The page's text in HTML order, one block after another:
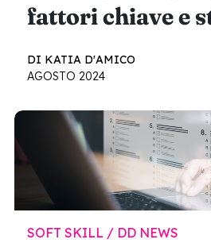
fattori chiave e
DI KATIA D'AMICO
AGOSTO 2024
SOFT SKILL / DD NEWS